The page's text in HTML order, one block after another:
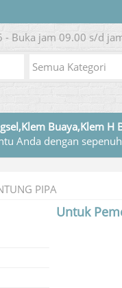
- Buka jam 09.00 s/d
Buaya,Klem H
Anda dengan
PIPA
Untuk